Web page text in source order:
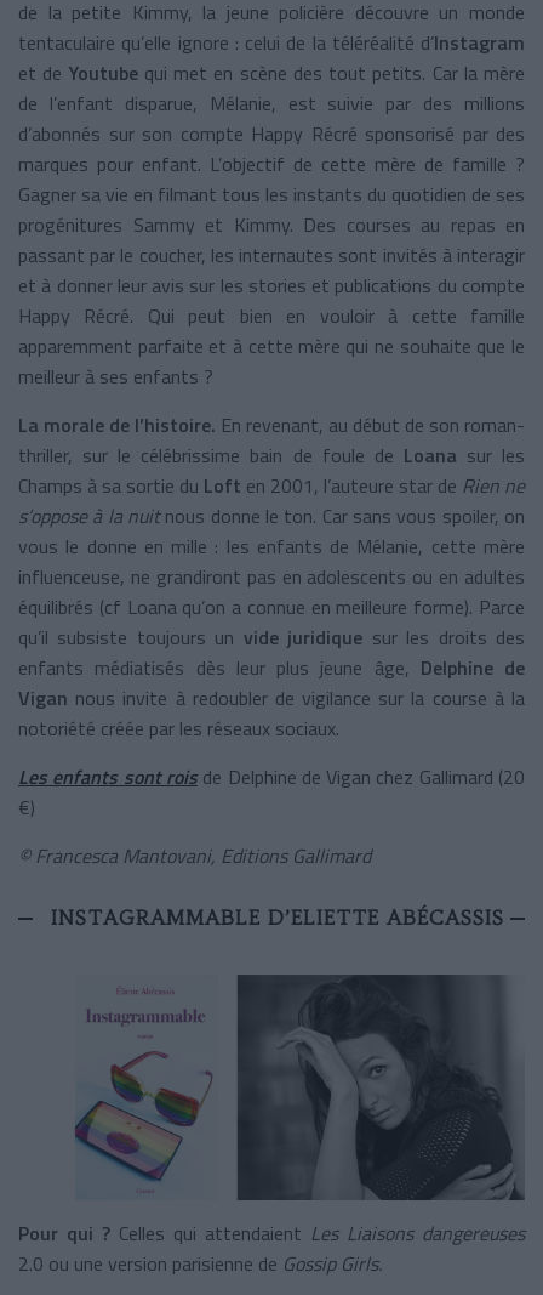
de la petite Kimmy, la jeune policière découvre un monde
tentaculaire qu’elle ignore : celui de la téléréalité d’Instagram
et de Youtube qui met en scène des tout petits. Car la mère
de l’enfant disparue, Mélanie, est suivie par des millions
d’abonnés sur son compte Happy Récré sponsorisé par des
marques pour enfant. L’objectif de cette mère de famille ?
Gagner sa vie en filmant tous les instants du quotidien de ses
progénitures Sammy et Kimmy. Des courses au repas en
passant par le coucher, les internautes sont invités à interagir
et à donner leur avis sur les stories et publications du compte
Happy Récré. Qui peut bien en vouloir à cette famille
apparemment parfaite et à cette mère qui ne souhaite que le
meilleur à ses enfants ?
La morale de l’histoire. En revenant, au début de son roman-
thriller, sur le célébrissime bain de foule de Loana sur les
Champs à sa sortie du Loft en 2001, l’auteure star de Rien ne
s’oppose à la nuitnous donne le ton. Car sans vous spoiler, on
vous le donne en mille : les enfants de Mélanie, cette mère
influenceuse, ne grandiront pas en adolescents ou en adultes
équilibrés (cf Loana qu’on a connue en meilleure forme). Parce
qu’il subsiste toujours un vide juridique sur les droits des
enfants médiatisés dès leur plus jeune âge, Delphine de
Vigan nous invite à redoubler de vigilance sur la course à la
notoriété créée par les réseaux sociaux.
Les enfants sont rois de Delphine de Vigan chez Gallimard (20
€)
© Francesca Mantovani, Editions Gallimard
INSTAGRAMMABLE D’ELIETTE ABÉCASSIS
Pour qui ? Celles qui attendaient Les Liaisons dangereuses
2.0 ou une version parisienne de Gossip Girls.